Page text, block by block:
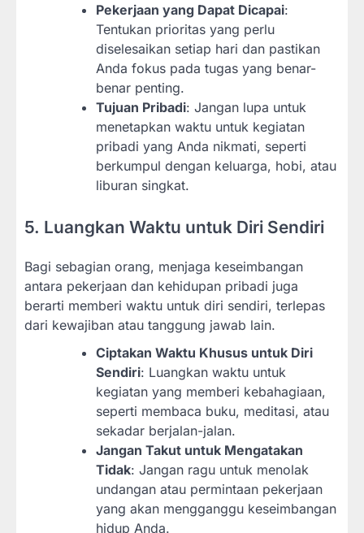
Pekerjaan yang Dapat Dicapai:
Tentukan prioritas yang perlu
diselesaikan setiap hari dan pastikan
Anda fokus pada tugas yang benar-
benar penting.
Tujuan Pribadi: Jangan lupa untuk
menetapkan waktu untuk kegiatan
pribadi yang Anda nikmati, seperti
berkumpul dengan keluarga, hobi, atau
liburan singkat.
5. Luangkan Waktu untuk Diri Sendiri
Bagi sebagian orang, menjaga keseimbangan
antara pekerjaan dan kehidupan pribadi juga
berarti memberi waktu untuk diri sendiri, terlepas
dari kewajiban atau tanggung jawab lain.
Ciptakan Waktu Khusus untuk Diri
Sendiri: Luangkan waktu untuk
kegiatan yang memberi kebahagiaan,
seperti membaca buku, meditasi, atau
sekadar berjalan-jalan.
Jangan Takut untuk Mengatakan
Tidak: Jangan ragu untuk menolak
undangan atau permintaan pekerjaan
yang akan mengganggu keseimbangan
hidup Anda.